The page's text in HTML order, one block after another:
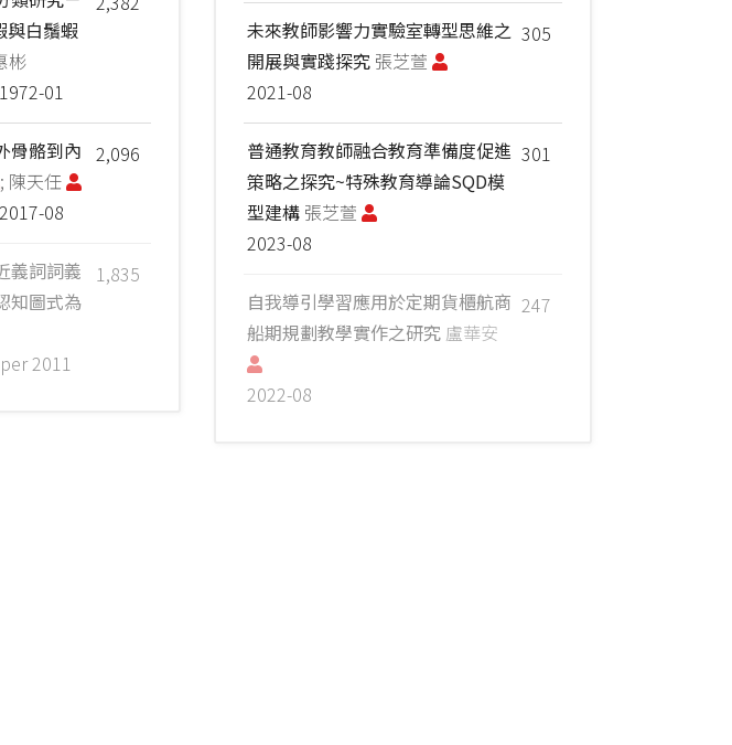
與白鬚蝦
彬
1972-01
2,096
骨骼到內
; 陳天任
2017-08
1,835
義詞詞義
知圖式為
2011
305
未來教師影響力實驗室轉型思維之
開展與實踐探究 張芝萱
2021-08
301
普通教育教師融合教育準備度促進
策略之探究~特殊教育導論SQD模
型建構 張芝萱
2023-08
247
自我導引學習應用於定期貨櫃航商
船期規劃教學實作之研究 盧華安
2022-08